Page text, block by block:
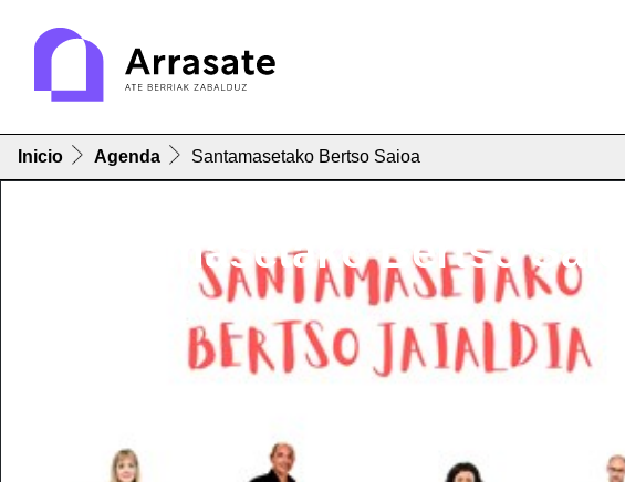
Inicio Agenda Santamasetako Bertso Saioa
Santamasetako Bertso Saioa